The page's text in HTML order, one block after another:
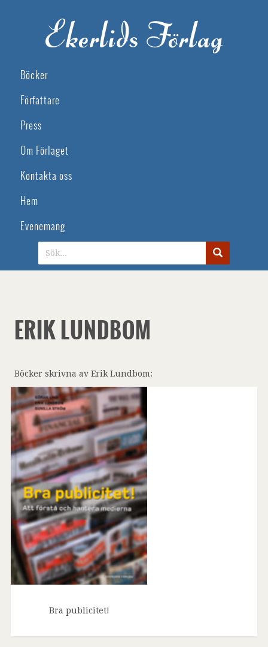
Böcker
Författare
Press
Om Förlaget
Kontakta oss
Hem
Evenemang
ERIK LUNDBOM
Böcker skrivna av Erik Lundbom:
Bra publicitet!